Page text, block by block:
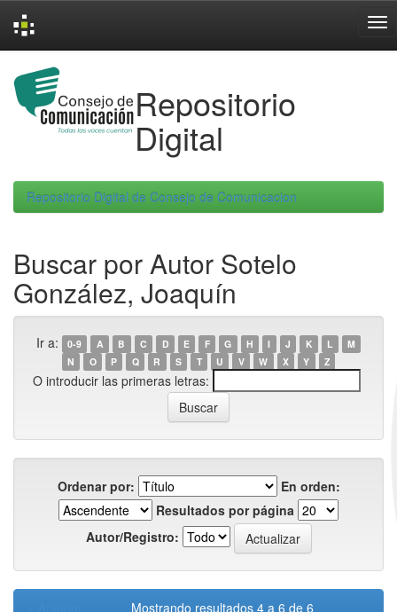
navigation
Repositorio
Digital
Repositorio Digital de Consejo de Comunicacion
Buscar por Autor Sotelo
González, Joaquín
Ir a: 0-9 A B C D E F G H I J K L
M
N
O P Q R S T U V W X Y Z
O introducir las primeras letras:
Ordenar por:
En orden:
Resultados por página
Autor/Registro:
Mostrando resultados 4 a 6 de 6